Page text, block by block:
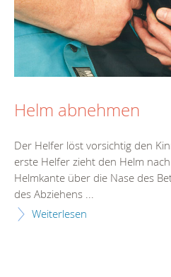
Helm abnehmen
Der Helfer löst vorsichtig den
erste Helfer zieht den Helm
Helmkante über die Nase des
des Abziehens ...
Weiterlesen